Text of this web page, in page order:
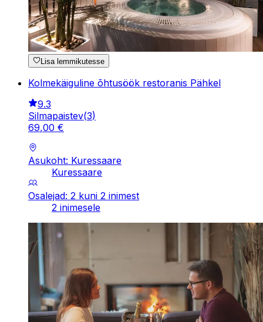
Lisa lemmikutesse
Kolmekäiguline õhtusöök restoranis Pähkel
9.3
Silmapaistev(3)
69,00 €
Asukoht: Kuressaare
Kuressaare
Osalejad: 2 kuni 2 inimest
2 inimesele